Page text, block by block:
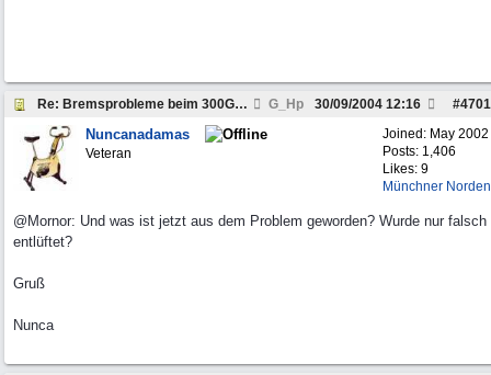
Re: Bremsprobleme beim 300GD, W460, Bj.80, Wer kennt das? G_Hp #4701
30/09/2004 12:16
Joined: May 2002
Posts: 1,406
Likes: 9
Münchner Norden
Nuncanadamas
Veteran
@Mornor: Und was ist jetzt aus dem Problem geworden? Wurde nur falsch
entlüftet?
Gruß
Nunca